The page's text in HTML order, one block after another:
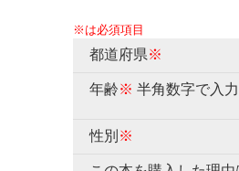
※は必須項目
都道府県※
年齢※ 半角数字で入力
性別 ※